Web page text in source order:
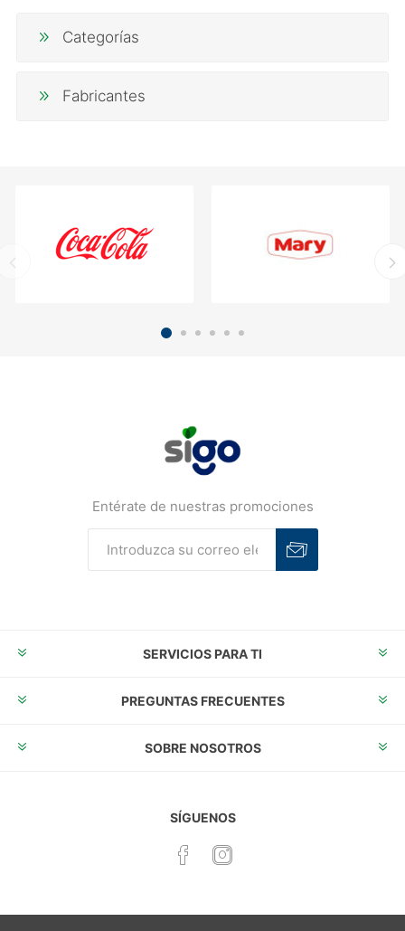
Categorías
Fabricantes
Entérate de nuestras promociones
SERVICIOS PARA TI
PREGUNTAS FRECUENTES
SOBRE NOSOTROS
SÍGUENOS